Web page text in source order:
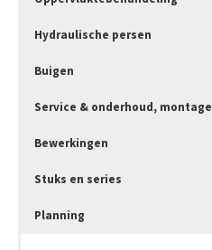
Hydraulische persen
Buigen
Service & onderhoud, montage
Bewerkingen
Stuks en series
Planning